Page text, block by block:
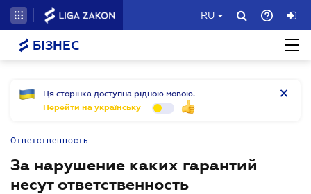
RU
БІЗНЕС
Ця сторінка доступна рідною мовою.
Перейти на українську
Ответственность
За нарушение каких гарантий
несут ответственность